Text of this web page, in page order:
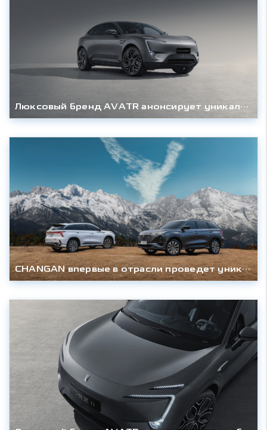
Люксовый бренд AVATR анонсирует уникальную привилегию для первых покупателей AVATR 11
CHANGAN впервые в отрасли проведет уникальную онлайн-трансляцию